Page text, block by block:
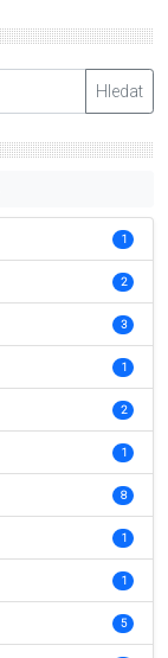
Hledat
1
2
3
1
2
1
8
1
1
5